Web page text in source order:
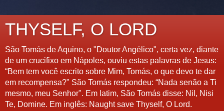
THYSELF, O LORD
São Tomás de Aquino, o "Doutor Angélico", certa vez, diante
de um crucifixo em Nápoles, ouviu estas palavras de Jesus:
“Bem tem você escrito sobre Mim, Tomás, o que devo te dar
em recompensa?" São Tomás respondeu: “Nada senão a Ti
mesmo, meu Senhor". Em latim, São Tomás disse: Nil, Nisi
Te, Domine. Em inglês: Naught save Thyself, O Lord.